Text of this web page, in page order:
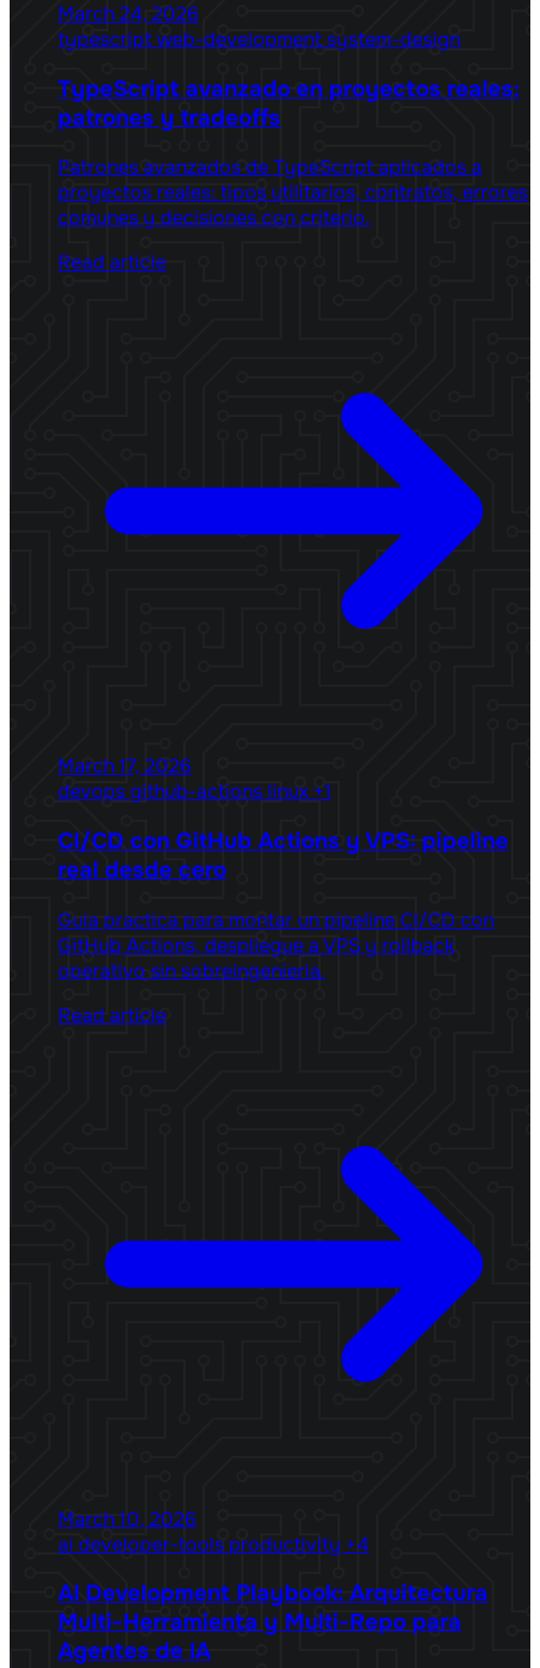
March 24, 2026
typescriptweb-development system-design
TypeScript avanzado en proyectos reales:
patrones y tradeoffs
Patrones avanzados de TypeScript aplicados a
proyectos reales: tipos utilitarios, contratos, errores
comunes y decisiones con criterio.
Read article
March 17, 2026
devopsgithub-actions linux +1
CI/CD con GitHub Actions y VPS: pipeline
real desde cero
Guia practica para montar un pipeline CI/CD con
GitHub Actions, despliegue a VPS y rollback
operativo sin sobreingenieria.
Read article
March 10, 2026
ai developer-tools productivity +4
AI Development Playbook: Arquitectura
Multi-Herramienta y Multi-Repo para
Agentes de IA